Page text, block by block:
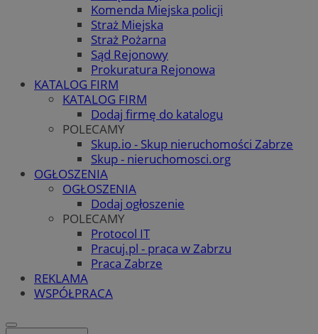
Komenda Miejska policji
Straż Miejska
Straż Pożarna
Sąd Rejonowy
Prokuratura Rejonowa
KATALOG FIRM
KATALOG FIRM
Dodaj firmę do katalogu
POLECAMY
Skup.io - Skup nieruchomości Zabrze
Skup - nieruchomosci.org
OGŁOSZENIA
OGŁOSZENIA
Dodaj ogłoszenie
POLECAMY
Protocol IT
Pracuj.pl - praca w Zabrzu
Praca Zabrze
REKLAMA
WSPÓŁPRACA